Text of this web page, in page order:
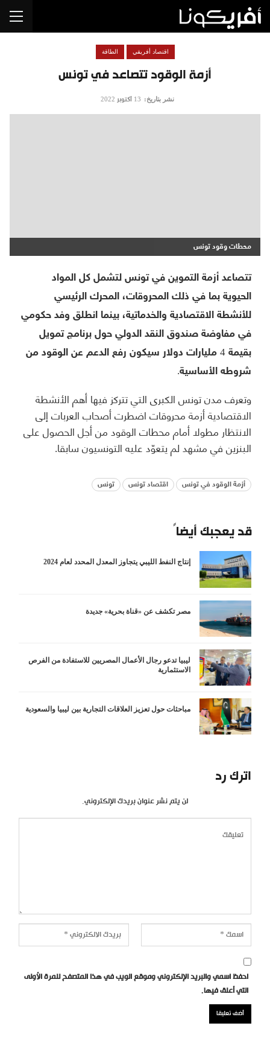
أزمة الوقود تتصاعد في تونس
اقتصاد أفريقي الطاقة
نشر بتاريخ: 13 أكتوبر 2022
محطات وقود تونس
تتصاعد أزمة التموين في تونس لتشمل كل المواد
الحيوية بما في ذلك المحروقات، المحرك الرئيسي
للأنشطة الاقتصادية والخدماتية، بينما انطلق وفد حكومي
في مفاوضة صندوق النقد الدولي حول برنامج تمويل
بقيمة 4 مليارات دولار سيكون رفع الدعم عن الوقود من
شروطه الأساسية.
وتعرف مدن تونس الكبرى التي تتركز فيها أهم الأنشطة
الاقتصادية أزمة محروقات اضطرت أصحاب العربات إلى
الانتظار مطولا أمام محطات الوقود من أجل الحصول على
البنزين في مشهد لم يتعوّد عليه التونسيون سابقا.
أزمة الوقود في تونس اقتصاد تونس تونس
قد يعجبك أيضاً
إنتاج النفط الليبي يتجاوز المعدل المحدد لعام 2024
مصر تكشف عن «قناة بحرية» جديدة
ليبيا تدعو رجال الأعمال المصريين للاستفادة من الفرص
الاستثمارية
مباحثات حول تعزيز العلاقات التجارية بين ليبيا والسعودية
اترك رد
لن يتم نشر عنوان بريدك الإلكتروني.
احفظ اسمي والبريد الإلكتروني وموقع الويب في هذا المتصفح للمرة الأولى
التي أعلق فيها.